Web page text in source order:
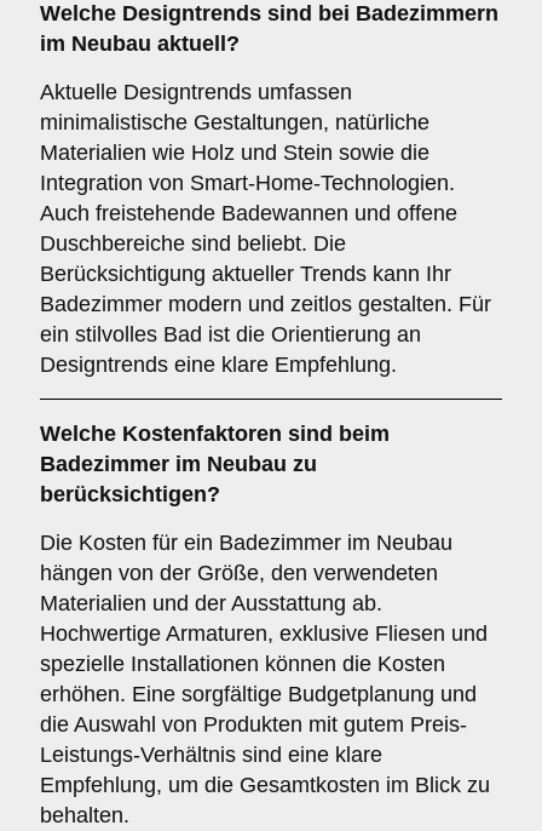
Welche Designtrends sind bei Badezimmern
im Neubau aktuell?
Aktuelle Designtrends umfassen
minimalistische Gestaltungen, natürliche
Materialien wie Holz und Stein sowie die
Integration von Smart-Home-Technologien.
Auch freistehende Badewannen und offene
Duschbereiche sind beliebt. Die
Berücksichtigung aktueller Trends kann Ihr
Badezimmer modern und zeitlos gestalten. Für
ein stilvolles Bad ist die Orientierung an
Designtrends eine klare Empfehlung.
Welche Kostenfaktoren sind beim
Badezimmer im Neubau zu
berücksichtigen?
Die Kosten für ein Badezimmer im Neubau
hängen von der Größe, den verwendeten
Materialien und der Ausstattung ab.
Hochwertige Armaturen, exklusive Fliesen und
spezielle Installationen können die Kosten
erhöhen. Eine sorgfältige Budgetplanung und
die Auswahl von Produkten mit gutem Preis-
Leistungs-Verhältnis sind eine klare
Empfehlung, um die Gesamtkosten im Blick zu
behalten.